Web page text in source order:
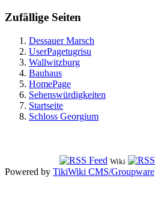
Zufällige Seiten
Dessauer Marsch
UserPagetugrisu
Wallwitzburg
Bauhaus
HomePage
Sehenswürdigkeiten
Startseite
Schloss Georgium
Wiki
Powered by TikiWiki CMS/Groupware